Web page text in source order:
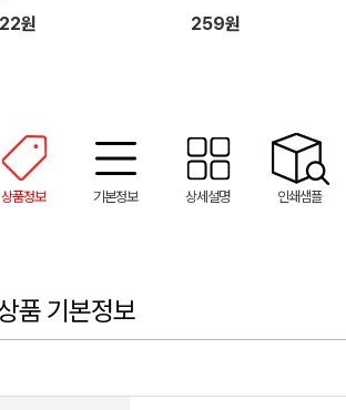
원 259원
상품정보 기본정보 상세설명 인쇄샘플
품 기본정보